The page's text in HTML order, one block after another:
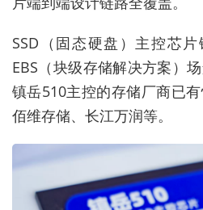
SSD（固态硬盘）主控芯
EBS（块级存储解决方案）
镇岳510主控的存储厂商已有
佰维存储、长江万润等。